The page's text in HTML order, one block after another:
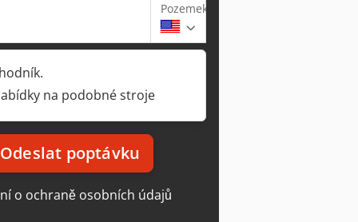
Pozemek
na podobné stroje
Odeslat poptávku
o ochraně osobních údajů